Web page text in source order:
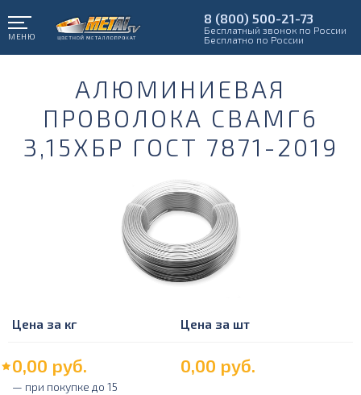
МЕНЮ
8 (800) 500-21-73
Бесплатный звонок по России
Бесплатно по России
АЛЮМИНИЕВАЯ
ПРОВОЛОКА СВАМГ6
3,15ХБР ГОСТ 7871-2019
Цена за кг Цена за шт
0,00 руб. 0,00 руб.
— при покупке до 15